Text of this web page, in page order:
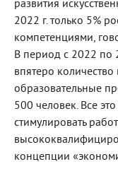
развития
2022 г. только 5%
компетенциями,
В период с 2022 по
впятеро
образовательные
500 человек. Все
стимулировать
концепции